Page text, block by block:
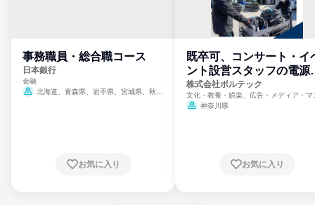
事務職員・総合職コース
日本銀行
金融
北海道、青森県、岩手県、宮城県、秋田
崎県、熊本県、大分県、宮崎県、鹿児島県、
お気に入り
既卒可、コンサート・イ
ント設営スタッフの電源
門
株式会社ボルテック
文化・教養・娯楽、広告・メディア・マ
ミ、電力・ガス・水道・エネルギー
神奈川県
お気に入り